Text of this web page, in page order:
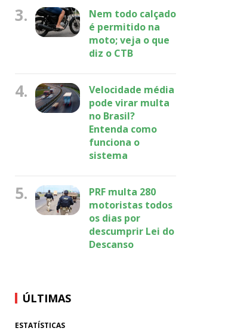
3.
Nem todo calçado
é permitido na
moto; veja o que
diz o CTB
4.
Velocidade média
pode virar multa
no Brasil?
Entenda como
funciona o
sistema
5.
PRF multa 280
motoristas todos
os dias por
descumprir Lei do
Descanso
ÚLTIMAS
ESTATÍSTICAS